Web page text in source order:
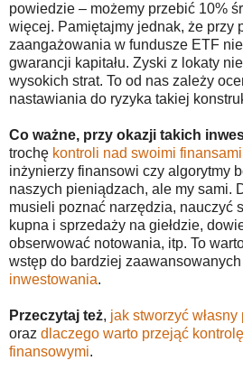
powiedzie – możemy przebić 10%
więcej. Pamiętajmy jednak, że przy
zaangażowania w fundusze ETF
gwarancji kapitału. Zyski z lokaty
wysokich strat. To od nas zależy
nastawiania do ryzyka takiej
Co ważne, przy okazji takich
trochę kontroli nad swoimi finansami
inżynierzy finansowi czy algorytmy
naszych pieniądzach, ale my sami.
musieli poznać narzędzia, nauczyć
kupna i sprzedaży na giełdzie,
obserwować notowania, itp. To
wstęp do bardziej
inwestowania.
Przeczytaj też, jak stworzyć
oraz dlaczego warto przejąć
finansowymi.